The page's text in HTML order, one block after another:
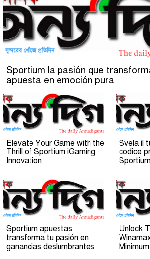
Sportium la pasión que
apuesta en emoción pura
Elevate Your Game with the
Thrill of Sportium iGaming
Innovation
Svela il
codice
Sportium apuestas
transforma tu pasión en
ganancias deslumbrantes
Unlock